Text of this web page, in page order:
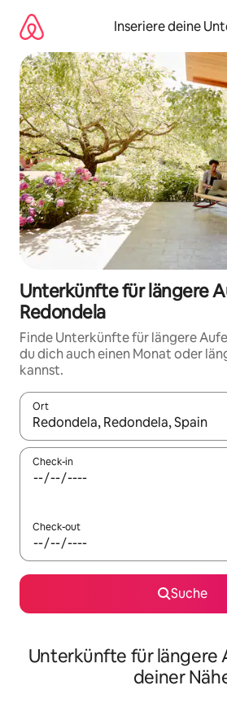
Inhalten
springen
Inseriere deine
Unterkünfte für längere
Redondela
Finde Unterkünfte für längere
du dich auch einen Monat oder
kannst.
Ort
Wenn Ergebnisse verfügbar sind,
Check-in
Check-out
Suche
Unterkünfte für längere
deiner